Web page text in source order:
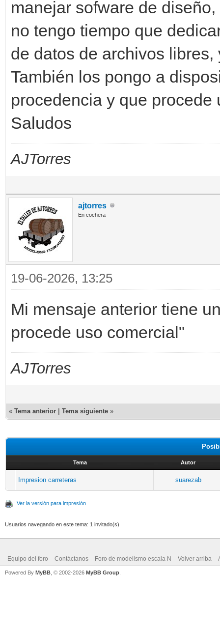
manejar sofware de
no tengo tiempo que
de datos de archivos
También los pongo a
procedencia y que procede
Saludos
AJTorres
ajtorres
En cochera
19-06-2026, 13:25
Mi mensaje anterior tiene
procede uso comercial"
AJTorres
« Tema anterior | Tema siguiente »
Tema Autor
Impresion carreteras suarezab
Ver la versión para impresión
Usuarios navegando en este tema: 1 invitado(s)
Equipo del foro Contáctanos Foro de modelismo escala N Volver arriba
Powered By MyBB , © 2002-2026 MyBB Group